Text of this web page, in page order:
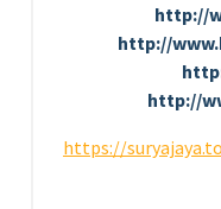
http://
http://
http://
https://